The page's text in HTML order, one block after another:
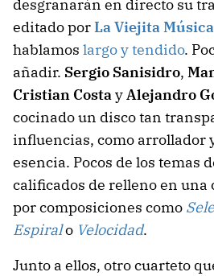
desgranarán en directo su
editado porLa Viejita Música
hablamos largo y tendido.
añadir. Sergio Sanisidro,
Cristian CostayAlejandro
cocinado un disco tan
influencias, como arrollador
esencia. Pocos de los temas
calificados de relleno en una
por composiciones como
Espiralo Velocidad.
Junto a ellos, otro cuarteto